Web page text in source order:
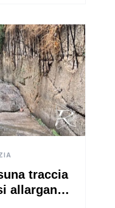
traccia
allargano